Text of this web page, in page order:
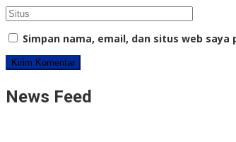
Simpan nama, email, dan situs web
News Feed